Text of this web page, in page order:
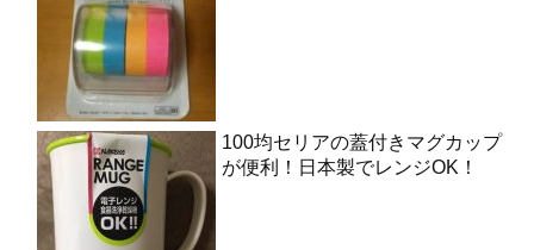
100均セリアの蓋付きマグカップ
が便利！日本製でレンジOK！